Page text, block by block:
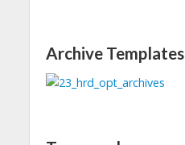
Archive Templates